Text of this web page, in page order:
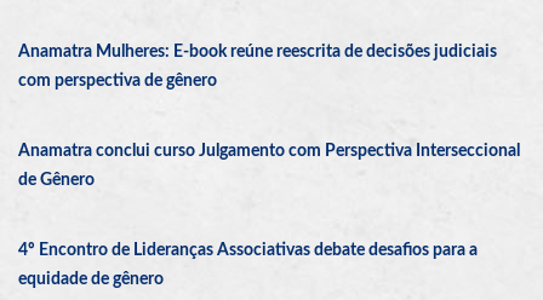
Anamatra Mulheres: E-book reúne reescrita de decisões judiciais
com perspectiva de gênero
Anamatra conclui curso Julgamento com Perspectiva Interseccional
de Gênero
4º Encontro de Lideranças Associativas debate desafios para a
equidade de gênero